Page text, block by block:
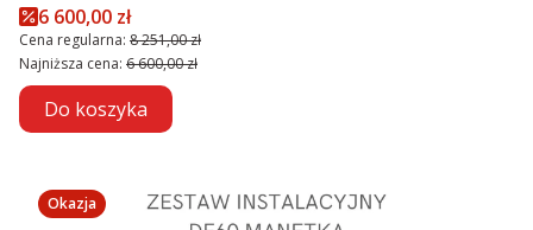
Cena promocyjna
6 600,00 zł
Cena regularna: 8 251,00 zł
Najniższa cena: 6 600,00 zł
Do koszyka
Okazja